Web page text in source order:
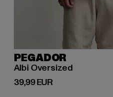
PEGADOR
Albi Oversized
39,99 EUR
Derzeitiger Preis: 39,99 EUR